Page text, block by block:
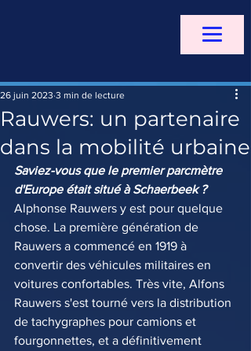
Rauwers: un partenaire
dans la mobilité urbaine
26 juin 2023 3 min de lecture
Saviez-vous que le premier parcmètre
d'Europe était situé à Schaerbeek ?
Alphonse Rauwers y est pour quelque
chose. La première génération de
Rauwers a commencé en 1919 à
convertir des véhicules militaires en
voitures confortables. Très vite, Alfons
Rauwers s'est tourné vers la distribution
de tachygraphes pour camions et
fourgonnettes, et a définitivement